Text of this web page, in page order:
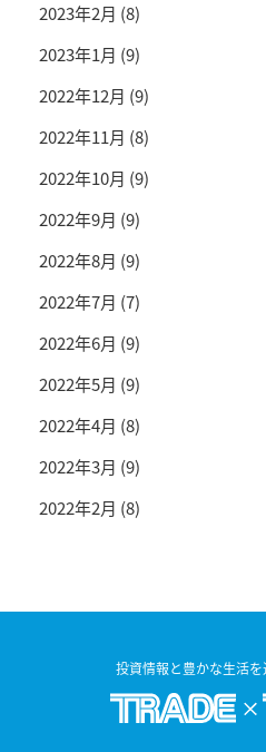
2023年2月 (8)
2023年1月 (9)
2022年12月 (9)
2022年11月 (8)
2022年10月 (9)
2022年9月 (9)
2022年8月 (9)
2022年7月 (7)
2022年6月 (9)
2022年5月 (9)
2022年4月 (8)
2022年3月 (9)
2022年2月 (8)
投資情報と豊かな生活